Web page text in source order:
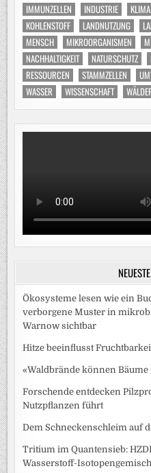
IMMUNZELLEN
INDUSTRIE KLIMA
KOHLENSTOFF
LANDNUTZUNG
MENSCH
MIKROORGANISMEN
NACHHALTIGKEIT
NATURSCHUTZ
RESSOURCEN
STAMMZELLEN
WASSER
WISSENSCHAFT
Ökosysteme lesen wie ein
verborgene Muster in
Warnow sichtbar
Hitze beeinflusst
«Waldbrände können Bäume
Forschende entdecken
Nutzpflanzen führt
Dem Schneckenschleim auf
Tritium im Quantensieb:
Wasserstoff-